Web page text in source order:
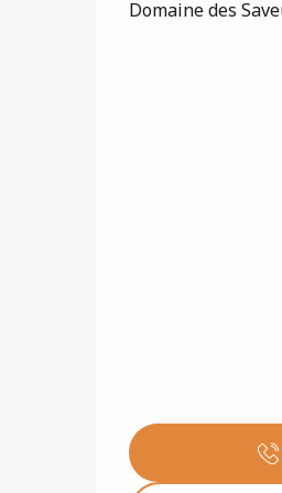
Domaine des